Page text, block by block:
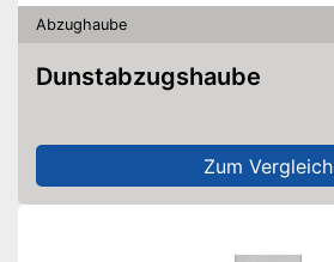
Abzughaube
Dunstabzugshaube
Zum Vergleich